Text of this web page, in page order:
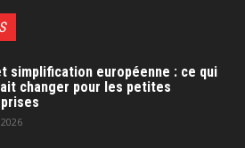
simplification européenne : ce qui
changer pour les petites